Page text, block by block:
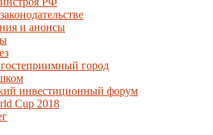
и анонсы
город
инвестиционный форум
Cup 2018